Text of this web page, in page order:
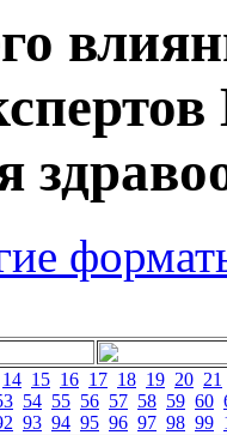
14 15 16 17 18 19 20 21
54 55 56 57 58 59 60
93 94 95 96 97 98 99